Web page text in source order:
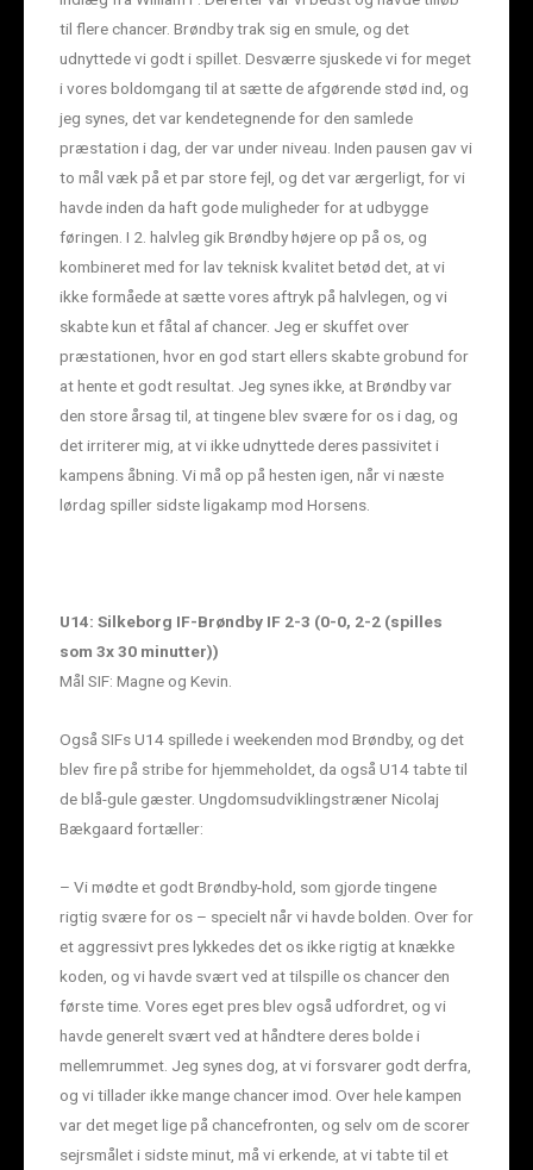
til flere chancer. Brøndby trak sig en smule, og det
udnyttede vi godt i spillet. Desværre sjuskede vi for meget
i vores boldomgang til at sætte de afgørende stød ind, og
jeg synes, det var kendetegnende for den samlede
præstation i dag, der var under niveau. Inden pausen gav vi
to mål væk på et par store fejl, og det var ærgerligt, for vi
havde inden da haft gode muligheder for at udbygge
føringen. I 2. halvleg gik Brøndby højere op på os, og
kombineret med for lav teknisk kvalitet betød det, at vi
ikke formåede at sætte vores aftryk på halvlegen, og vi
skabte kun et fåtal af chancer. Jeg er skuffet over
præstationen, hvor en god start ellers skabte grobund for
at hente et godt resultat. Jeg synes ikke, at Brøndby var
den store årsag til, at tingene blev svære for os i dag, og
det irriterer mig, at vi ikke udnyttede deres passivitet i
kampens åbning. Vi må op på hesten igen, når vi næste
lørdag spiller sidste ligakamp mod Horsens.
U14: Silkeborg IF-Brøndby IF 2-3 (0-0, 2-2 (spilles
som 3x 30 minutter))
Mål SIF: Magne og Kevin.
Også SIFs U14 spillede i weekenden mod Brøndby, og det
blev fire på stribe for hjemmeholdet, da også U14 tabte til
de blå-gule gæster. Ungdomsudviklingstræner Nicolaj
Bækgaard fortæller:
– Vi mødte et godt Brøndby-hold, som gjorde tingene
rigtig svære for os – specielt når vi havde bolden. Over for
et aggressivt pres lykkedes det os ikke rigtig at knække
koden, og vi havde svært ved at tilspille os chancer den
første time. Vores eget pres blev også udfordret, og vi
havde generelt svært ved at håndtere deres bolde i
mellemrummet. Jeg synes dog, at vi forsvarer godt derfra,
og vi tillader ikke mange chancer imod. Over hele kampen
var det meget lige på chancefronten, og selv om de scorer
sejrsmålet i sidste minut, må vi erkende, at vi tabte til et